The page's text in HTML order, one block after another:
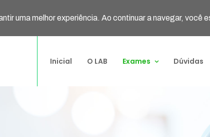
uma melhor experiência. Ao continuar a navegar, você
Inicial O LAB Exames Dúvidas